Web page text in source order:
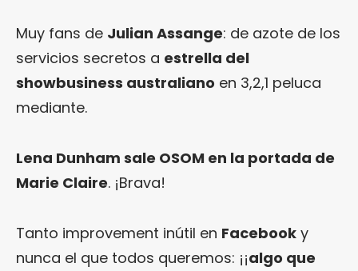
Muy fans de Julian Assange: de azote de los
servicios secretos a estrella del
showbusiness australiano en 3,2,1 peluca
mediante.
Lena Dunham sale OSOM en la portada de
Marie Claire. ¡Brava!
Tanto improvement inútil en Facebook y
nunca el que todos queremos: ¡¡algo que